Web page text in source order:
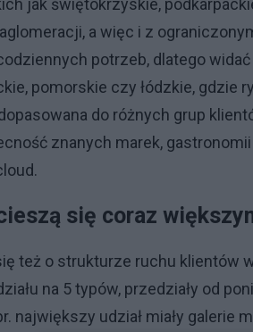
jak świętokrzyskie,
a więc i z
potrzeb, dlatego
pomorskie czy łódzkie, gdzie
do różnych grup
znanych marek,
się coraz
też o strukturze ruchu klientów
na 5 typów, przedziały od
największy udział miały galerie